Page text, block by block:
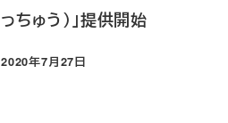
っちゅう）」提供開始
投稿日
2020年7月27日